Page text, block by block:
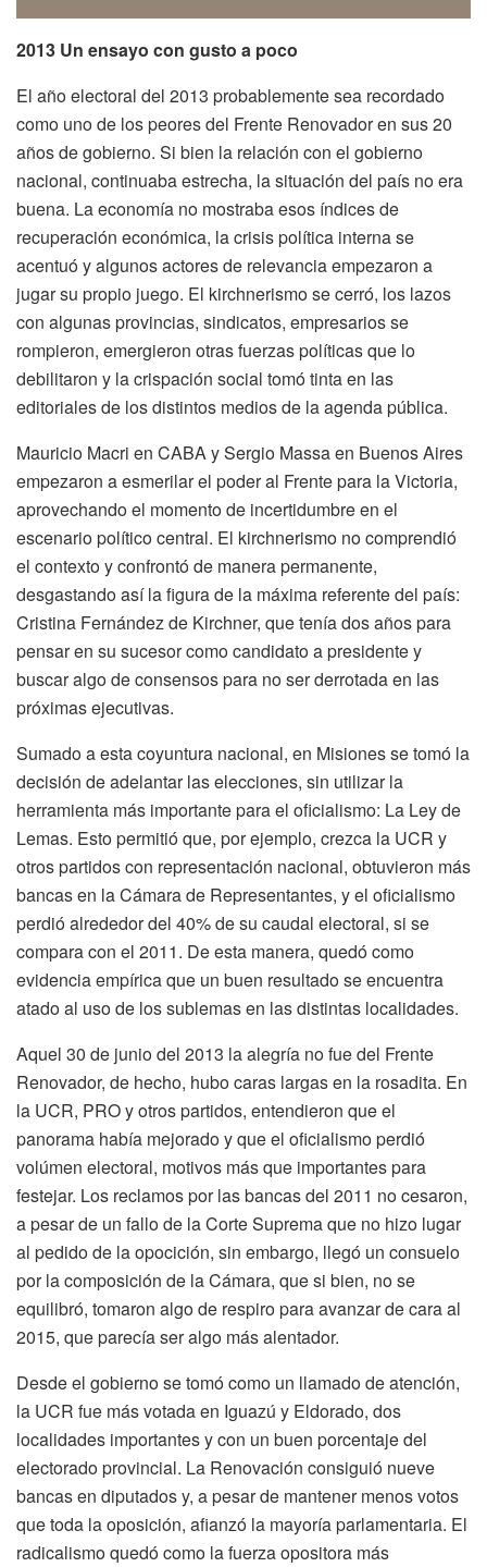
2013 Un ensayo con gusto a poco
El año electoral del 2013 probablemente sea recordado
como uno de los peores del Frente Renovador en sus 20
años de gobierno. Si bien la relación con el gobierno
nacional, continuaba estrecha, la situación del país no era
buena. La economía no mostraba esos índices de
recuperación económica, la crisis política interna se
acentuó y algunos actores de relevancia empezaron a
jugar su propio juego. El kirchnerismo se cerró, los lazos
con algunas provincias, sindicatos, empresarios se
rompieron, emergieron otras fuerzas políticas que lo
debilitaron y la crispación social tomó tinta en las
editoriales de los distintos medios de la agenda pública.
Mauricio Macri en CABA y Sergio Massa en Buenos Aires
empezaron a esmerilar el poder al Frente para la Victoria,
aprovechando el momento de incertidumbre en el
escenario político central. El kirchnerismo no comprendió
el contexto y confrontó de manera permanente,
desgastando así la figura de la máxima referente del país:
Cristina Fernández de Kirchner, que tenía dos años para
pensar en su sucesor como candidato a presidente y
buscar algo de consensos para no ser derrotada en las
próximas ejecutivas.
Sumado a esta coyuntura nacional, en Misiones se tomó la
decisión de adelantar las elecciones, sin utilizar la
herramienta más importante para el oficialismo: La Ley de
Lemas. Esto permitió que, por ejemplo, crezca la UCR y
otros partidos con representación nacional, obtuvieron más
bancas en la Cámara de Representantes, y el oficialismo
perdió alrededor del 40% de su caudal electoral, si se
compara con el 2011. De esta manera, quedó como
evidencia empírica que un buen resultado se encuentra
atado al uso de los sublemas en las distintas localidades.
Aquel 30 de junio del 2013 la alegría no fue del Frente
Renovador, de hecho, hubo caras largas en la rosadita. En
la UCR, PRO y otros partidos, entendieron que el
panorama había mejorado y que el oficialismo perdió
volúmen electoral, motivos más que importantes para
festejar. Los reclamos por las bancas del 2011 no cesaron,
a pesar de un fallo de la Corte Suprema que no hizo lugar
al pedido de la opocición, sin embargo, llegó un consuelo
por la composición de la Cámara, que si bien, no se
equilibró, tomaron algo de respiro para avanzar de cara al
2015, que parecía ser algo más alentador.
Desde el gobierno se tomó como un llamado de atención,
la UCR fue más votada en Iguazú y Eldorado, dos
localidades importantes y con un buen porcentaje del
electorado provincial. La Renovación consiguió nueve
bancas en diputados y, a pesar de mantener menos votos
que toda la oposición, afianzó la mayoría parlamentaria. El
radicalismo quedó como la fuerza opositora más